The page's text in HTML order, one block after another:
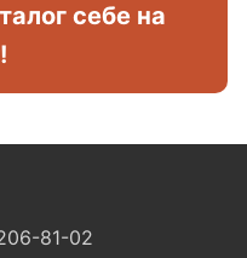
себе на
81-02